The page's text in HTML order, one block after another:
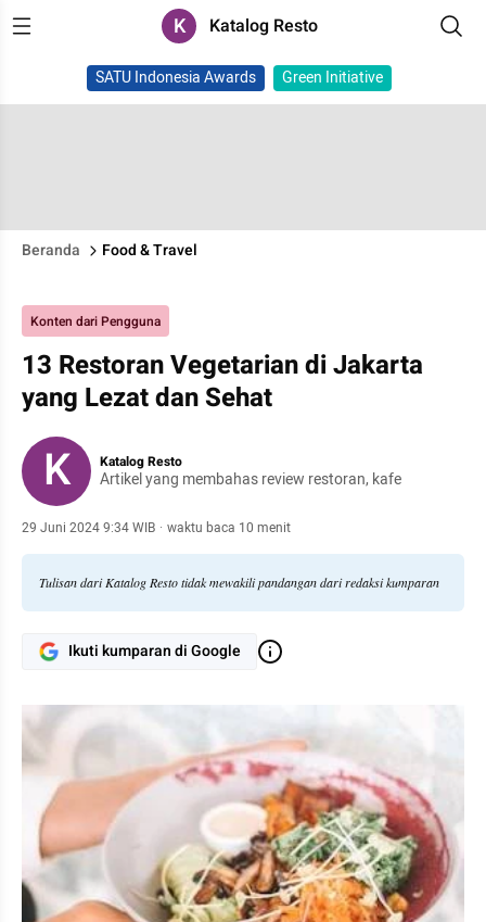
K Katalog Resto
SATU Indonesia Awards Green Initiative
Beranda Food & Travel
Konten dari Pengguna
13 Restoran Vegetarian di Jakarta
yang Lezat dan Sehat
K Katalog Resto
Artikel yang membahas review restoran, kafe
29 Juni 2024 9:34 WIB · waktu baca 10 menit
Tulisan dari Katalog Resto tidak mewakili pandangan dari redaksi kumparan
Ikuti kumparan di Google